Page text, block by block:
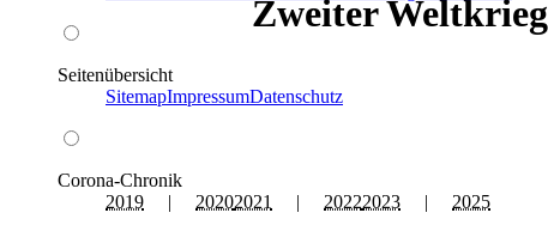
Seitenübersicht
SitemapImpressumDatenschutz
Corona-Chronik
2019 | 20202021 | 20222023 | 2025
Zweiter